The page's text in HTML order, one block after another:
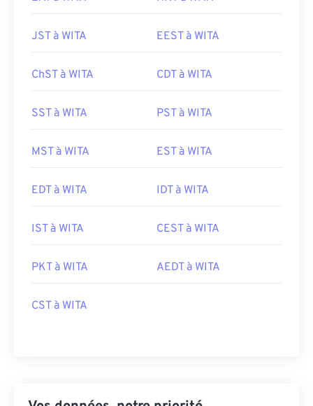
JST à WITA EEST à WITA
ChST à WITA CDT à WITA
SST à WITA PST à WITA
MST à WITA EST à WITA
EDT à WITA IDT à WITA
IST à WITA CEST à WITA
PKT à WITA AEDT à WITA
CST à WITA